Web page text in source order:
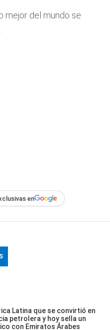
mejor del mundo se
en
Latina que se convirtió en
petrolera y hoy sella un
con Emiratos Árabes